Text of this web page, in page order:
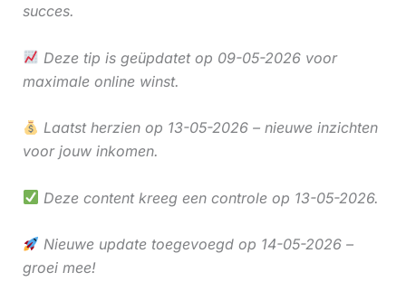
succes.
Deze tip is geüpdatet op 09-05-2026 voor
maximale online winst.
Laatst herzien op 13-05-2026 – nieuwe inzichten
voor jouw inkomen.
Deze content kreeg een controle op 13-05-2026.
Nieuwe update toegevoegd op 14-05-2026 –
groei mee!